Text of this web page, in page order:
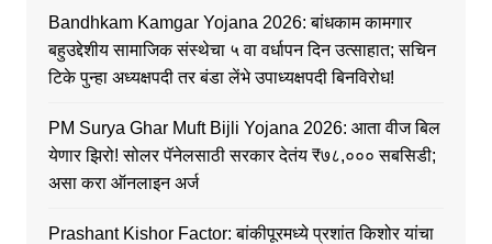
Bandhkam Kamgar Yojana 2026: बांधकाम कामगार
बहुउद्देशीय सामाजिक संस्थेचा ५ वा वर्धापन दिन उत्साहात; सचिन
टिके पुन्हा अध्यक्षपदी तर बंडा लेंभे उपाध्यक्षपदी बिनविरोध!
PM Surya Ghar Muft Bijli Yojana 2026: आता वीज बिल
येणार झिरो! सोलर पॅनेलसाठी सरकार देतंय ₹७८,००० सबसिडी;
असा करा ऑनलाइन अर्ज
Prashant Kishor Factor: बांकीपूरमध्ये प्रशांत किशोर यांचा